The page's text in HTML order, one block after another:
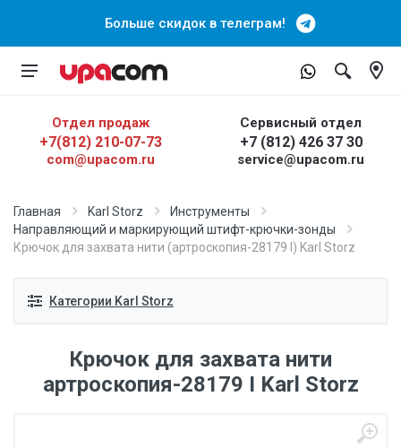
Больше скидок в телеграм!
Отдел продаж
+7(812) 210-07-73
com@upacom.ru
Сервисный отдел
+7 (812) 426 37 30
service@upacom.ru
Главная Karl Storz
Инструменты
Направляющий и маркирующий штифт-крючки-зонды
Крючок для захвата нити (артроскопия-28179 I) Karl Storz
Категории Karl Storz
Крючок для захвата нити
артроскопия-28179 I Karl Storz